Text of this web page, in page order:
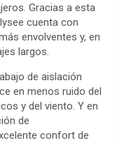
Gracias a esta
cuenta con
envolventes y, en
largos.
de aislación
en menos ruido del
y del viento. Y en
de
confort de